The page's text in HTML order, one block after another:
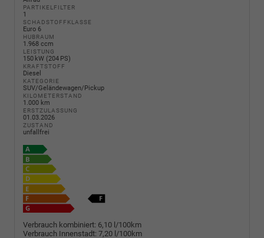
PARTIKELFILTER
1
SCHADSTOFFKLASSE
Euro 6
HUBRAUM
1.968 ccm
LEISTUNG
150 kW (204 PS)
KRAFTSTOFF
Diesel
KATEGORIE
SUV/Geländewagen/Pickup
KILOMETERSTAND
1.000 km
ERSTZULASSUNG
01.03.2026
ZUSTAND
unfallfrei
Verbrauch kombiniert: 6,10 l/100km
Verbrauch Innenstadt: 7,20 l/100km